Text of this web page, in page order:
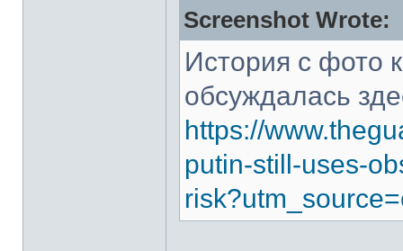
Screenshot Wrote:
История с фото
обсуждалась
https://
putin-still-uses-